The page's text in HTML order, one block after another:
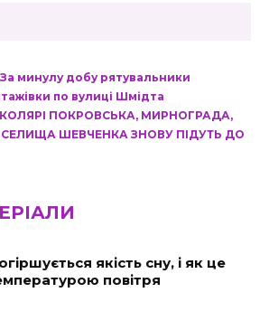
За минулу добу рятувальники
по вулиці Шмідта
ПОКРОВСЬКА, МИРНОГРАДА,
ШЕВЧЕНКА ЗНОВУ ПІДУТЬ ДО
якість сну, і як це
повітря